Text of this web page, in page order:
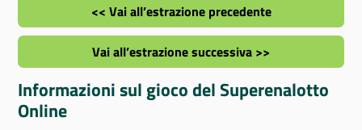
<< Vai all’estrazione precedente
Vai all’estrazione successiva >>
Informazioni sul gioco del Superenalotto
Online